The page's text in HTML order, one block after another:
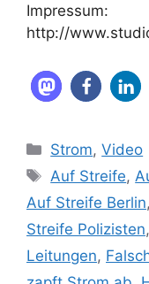
Impressum:
http://
Kategorien
Strom,Video
Schlagwörter
Auf Streife,
Auf Streife Berlin,
Streife Polizisten,
Leitungen,